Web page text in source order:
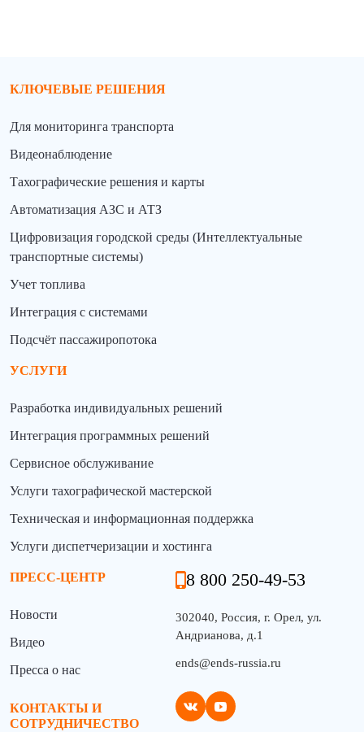
КЛЮЧЕВЫЕ РЕШЕНИЯ
Для мониторинга транспорта
Видеонаблюдение
Тахографические решения и карты
Автоматизация АЗС и АТЗ
Цифровизация городской среды (Интеллектуальные
транспортные системы)
Учет топлива
Интеграция с системами
Подсчёт пассажиропотока
УСЛУГИ
Разработка индивидуальных решений
Интеграция программных решений
Сервисное обслуживание
Услуги тахографической мастерской
Техническая и информационная поддержка
Услуги диспетчеризации и хостинга
ПРЕСС-ЦЕНТР
Новости
Видео
Пресса о нас
КОНТАКТЫ И
СОТРУДНИЧЕСТВО
8 800 250-49-53
302040, Россия, г. Орел, ул.
Андрианова, д.1
ends@ends-russia.ru